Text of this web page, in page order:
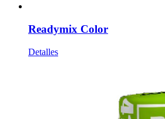
Readymix Color
Detalles